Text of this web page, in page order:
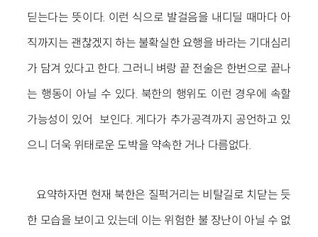
딛는다는 뜻이다. 이런 식으로 발걸음을 내디딜 때마다 아
직까지는 괜찮겠지 하는 불확실한 요행을 바라는 기대심리
가 담겨 있다고 한다. 그러니 벼랑 끝 전술은 한번으로 끝나
는 행동이 아닐 수 있다. 북한의 행위도 이런 경우에 속할
가능성이 있어 보인다. 게다가 추가공격까지 공언하고 있
으니 더욱 위태로운 도박을 약속한 거나 다름없다.
요약하자면 현재 북한은 질퍽거리는 비탈길로 치닫는 듯
한 모습을 보이고 있는데 이는 위험한 불 장난이 아닐 수 없